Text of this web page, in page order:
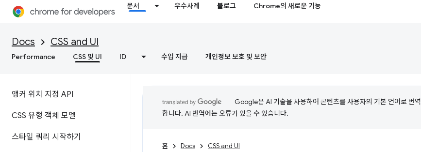
문서 우수사례 블로그 Chrome의 새로운 기능
Docs CSS and UI
Performance CSS 및 UI ID 수입 지급 개인정보 보호 및 보안
앵커 위치 지정 API
CSS 유형 객체 모델
스타일 쿼리 시작하기
Google은 AI 기술을 사용하여 콘텐츠를 사용자의 기본 언어로 번역
합니다. AI 번역에는 오류가 있을 수 있습니다.
홈 Docs CSS and UI